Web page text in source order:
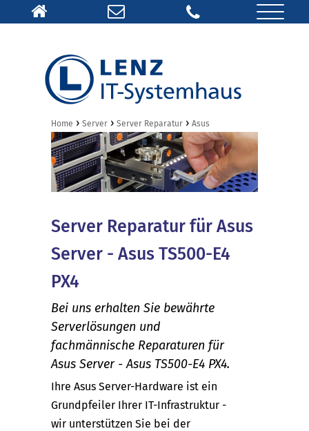
Home › Server › Server Reparatur › Asus
Server Reparatur für Asus
Server - Asus TS500-E4
PX4
Bei uns erhalten Sie bewährte
Serverlösungen und
fachmännische Reparaturen für
Asus Server - Asus TS500-E4 PX4.
Ihre Asus Server-Hardware ist ein
Grundpfeiler Ihrer IT-Infrastruktur -
wir unterstützen Sie bei der